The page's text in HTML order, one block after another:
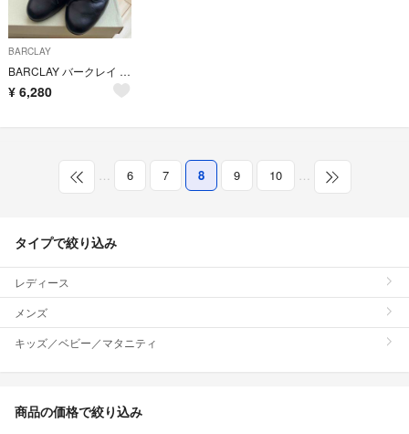
BARCLAY
BARCLAY バークレイ パンプス 22cm
¥ 6,280
… 6 7 8 9 10 …
タイプで絞り込み
レディース
メンズ
キッズ／ベビー／マタニティ
商品の価格で絞り込み